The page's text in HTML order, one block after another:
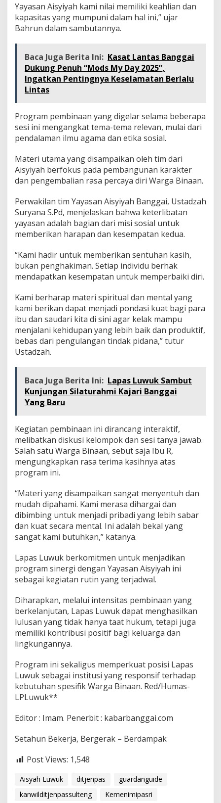
Yayasan Aisyiyah kami nilai memiliki keahlian dan
kapasitas yang mumpuni dalam hal ini,” ujar
Bahrun dalam sambutannya.
Baca Juga Berita Ini: Kasat Lantas Banggai
Dukung Penuh “Mods My Day 2025”,
Ingatkan Pentingnya Keselamatan Berlalu
Lintas
Program pembinaan yang digelar selama beberapa
sesi ini mengangkat tema-tema relevan, mulai dari
pendalaman ilmu agama dan etika sosial.
Materi utama yang disampaikan oleh tim dari
Aisyiyah berfokus pada pembangunan karakter
dan pengembalian rasa percaya diri Warga Binaan.
Perwakilan tim Yayasan Aisyiyah Banggai, Ustadzah
Suryana S.Pd, menjelaskan bahwa keterlibatan
yayasan adalah bagian dari misi sosial untuk
memberikan harapan dan kesempatan kedua.
“Kami hadir untuk memberikan sentuhan kasih,
bukan penghakiman. Setiap individu berhak
mendapatkan kesempatan untuk memperbaiki diri.
Kami berharap materi spiritual dan mental yang
kami berikan dapat menjadi pondasi kuat bagi para
ibu dan saudari kita di sini agar kelak mampu
menjalani kehidupan yang lebih baik dan produktif,
bebas dari pengulangan tindak pidana,” tutur
Ustadzah.
Baca Juga Berita Ini: Lapas Luwuk Sambut
Kunjungan Silaturahmi Kajari Banggai
Yang Baru
Kegiatan pembinaan ini dirancang interaktif,
melibatkan diskusi kelompok dan sesi tanya jawab.
Salah satu Warga Binaan, sebut saja Ibu R,
mengungkapkan rasa terima kasihnya atas
program ini.
“Materi yang disampaikan sangat menyentuh dan
mudah dipahami. Kami merasa dihargai dan
dibimbing untuk menjadi pribadi yang lebih sabar
dan kuat secara mental. Ini adalah bekal yang
sangat kami butuhkan,” katanya.
Lapas Luwuk berkomitmen untuk menjadikan
program sinergi dengan Yayasan Aisyiyah ini
sebagai kegiatan rutin yang terjadwal.
Diharapkan, melalui intensitas pembinaan yang
berkelanjutan, Lapas Luwuk dapat menghasilkan
lulusan yang tidak hanya taat hukum, tetapi juga
memiliki kontribusi positif bagi keluarga dan
lingkungannya.
Program ini sekaligus memperkuat posisi Lapas
Luwuk sebagai institusi yang responsif terhadap
kebutuhan spesifik Warga Binaan. Red/Humas-
LPLuwuk**
Editor : Imam. Penerbit : kabarbanggai.com
Setahun Bekerja, Bergerak – Berdampak
Post Views: 1,548
Aisyah Luwuk ditjenpas
guardanguide
kanwilditjenpassulteng
Kemenimipasri